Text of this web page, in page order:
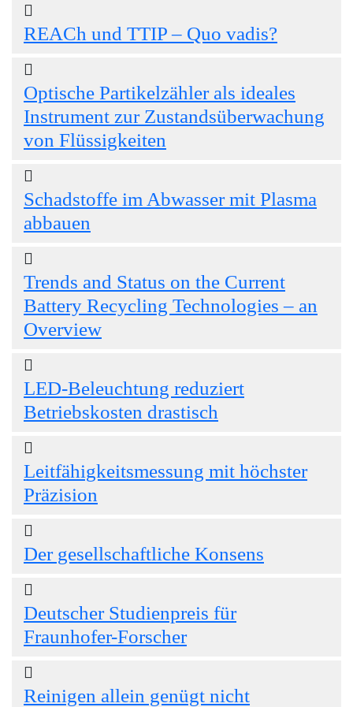
REACh und TTIP – Quo vadis?
Optische Partikelzähler als ideales
Instrument zur Zustandsüberwachung
von Flüssigkeiten
Schadstoffe im Abwasser mit Plasma
abbauen
Trends and Status on the Current
Battery Recycling Technologies – an
Overview
LED-Beleuchtung reduziert
Betriebskosten drastisch
Leitfähigkeitsmessung mit höchster
Präzision
Der gesellschaftliche Konsens
Deutscher Studienpreis für
Fraunhofer-Forscher
Reinigen allein genügt nicht